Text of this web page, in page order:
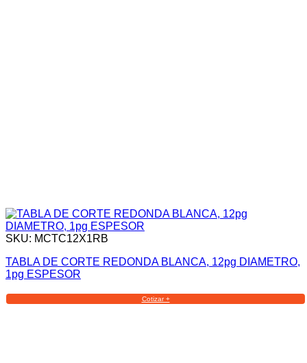
SKU: MCTC12X1RB
TABLA DE CORTE REDONDA BLANCA, 12pg DIAMETRO,
1pg ESPESOR
Cotizar +